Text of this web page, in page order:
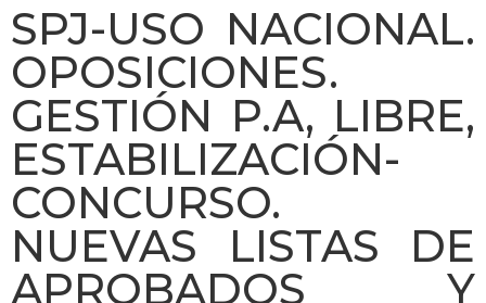
SPJ-USO NACIONAL.
OPOSICIONES.
GESTIÓN P.A, LIBRE,
ESTABILIZACIÓN-
CONCURSO.
NUEVAS LISTAS DE
APROBADOS Y